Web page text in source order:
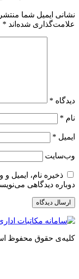
نشانی ایمیل شما
علامت‌گذاری شده‌اند *
دیدگاه *
نام *
ایمیل *
وب‌سایت
ذخیره نام، ایمیل
دوباره دیدگاهی
کلیه‌ی حقوق محفوظ